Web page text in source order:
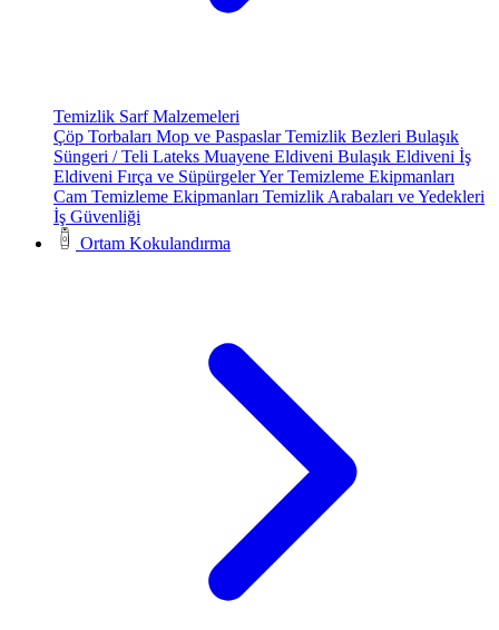
Temizlik Sarf Malzemeleri
Çöp Torbaları Mop ve PaspaslarTemizlik Bezleri Bulaşık
Süngeri / Teli Lateks Muayene Eldiveni Bulaşık Eldiveni İş
Eldiveni Fırça ve SüpürgelerYer Temizleme Ekipmanları
Cam Temizleme Ekipmanları Temizlik Arabaları ve Yedekleri
İş Güvenliği
Ortam Kokulandırma